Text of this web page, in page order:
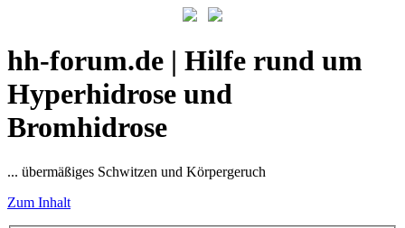
hh-forum.de | Hilfe rund um
Hyperhidrose und
Bromhidrose
... übermäßiges Schwitzen und Körpergeruch
Zum Inhalt